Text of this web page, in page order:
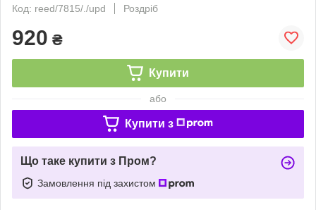
Код: reed/7815/./upd
Роздріб
920 ₴
Купити
або
Купити з
Що таке купити з Пром?
Замовлення під захистом